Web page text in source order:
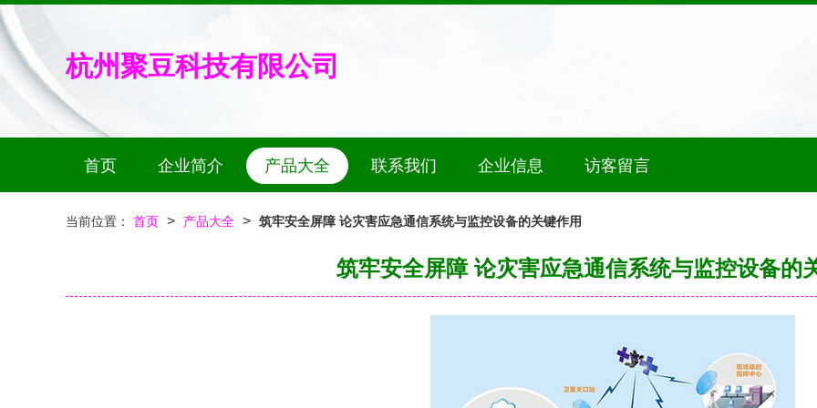
杭州聚豆科技有限公司
首页 企业简介 产品大全 联系我们 企业信息 访客留言
当前位置： 首页 > 产品大全 > 筑牢安全屏障 论灾害应急通信系统与监控设备的关键作用
筑牢安全屏障 论灾害应急通信系统与监控设备的